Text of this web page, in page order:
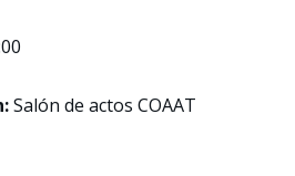
Salón de actos COAAT